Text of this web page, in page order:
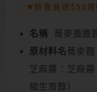
新會員送$50
名稱 蕎麥擔擔
原材料名蕎麥
芝麻醬：芝麻
縮生育醇）